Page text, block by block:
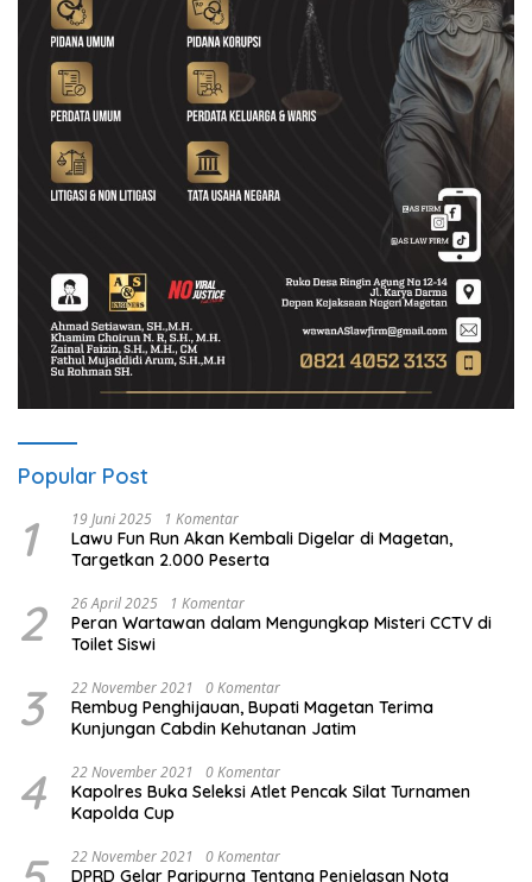
Popular Post
1 19 Juni 2025 1 Komentar
Lawu Fun Run Akan Kembali Digelar di Magetan,
Targetkan 2.000 Peserta
2 26 April 2025 1 Komentar
Peran Wartawan dalam Mengungkap Misteri CCTV di
Toilet Siswi
3 22 November 2021 0 Komentar
Rembug Penghijauan, Bupati Magetan Terima
Kunjungan Cabdin Kehutanan Jatim
4 22 November 2021 0 Komentar
Kapolres Buka Seleksi Atlet Pencak Silat Turnamen
Kapolda Cup
22 November 2021 0 Komentar
DPRD Gelar Paripurna Tentang Penjelasan Nota